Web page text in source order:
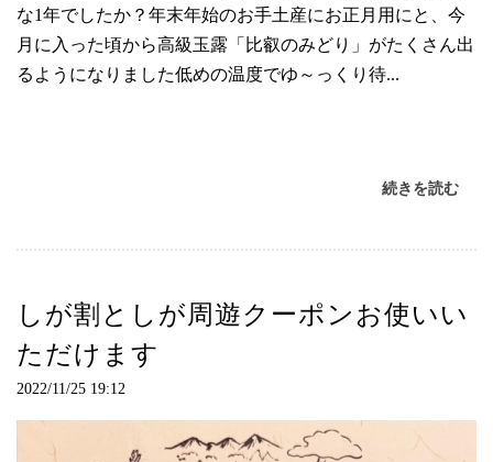
な1年でしたか？年末年始のお手土産にお正月用にと、今
月に入った頃から高級玉露「比叡のみどり」がたくさん出
るようになりました低めの温度でゆ～っくり待...
続きを読む
しが割としが周遊クーポンお使いい
ただけます
2022/11/25 19:12